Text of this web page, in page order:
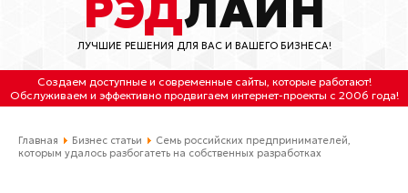
8 (800) 550-9899 (с 2:30 до 11:30 по
Мск)
Бесплатно по России
(4212) 658-653
(4212) 637-673
ЛУЧШИЕ РЕШЕНИЯ ДЛЯ ВАС И ВАШЕГО БИЗНЕСА!
Создаем доступные и современные сайты, которые работают!
Обслуживаем и эффективно продвигаем интернет-проекты с 2006 года!
Главная Бизнес статьи
Семь российских предпринимателей,
которым удалось разбогатеть на собственных разработках